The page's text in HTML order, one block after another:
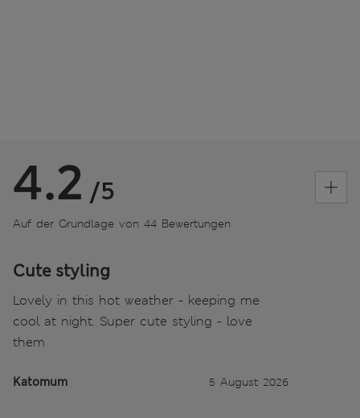
4.2 /5
Auf der Grundlage von 44 Bewertungen
Cute styling
Lovely in this hot weather - keeping me
cool at night. Super cute styling - love
them
Katomum 5 August 2026